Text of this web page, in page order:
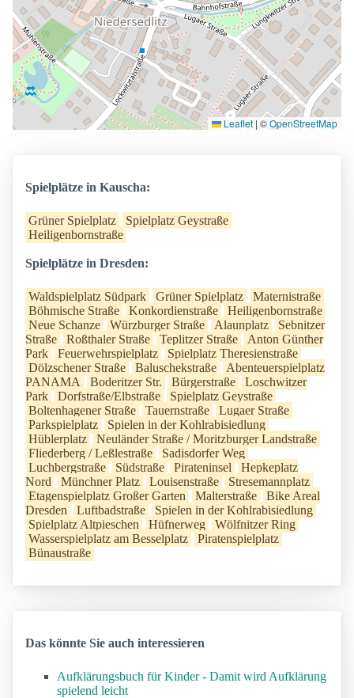
Leaflet | ©OpenStreetMap
Spielplätze in Kauscha:
Grüner Spielplatz
Spielplatz Geystraße
Heiligenbornstraße
Spielplätze in Dresden:
Waldspielplatz Südpark Grüner Spielplatz
Maternistraße
Böhmische Straße
Konkordienstraße
Heiligenbornstraße
Neue Schanze
Würzburger Straße Alaunplatz
Sebnitzer
Straße
Roßthaler Straße Teplitzer Straße
Anton Günther
Park
Feuerwehrspielplatz
Spielplatz Theresienstraße
Dölzschener Straße
Baluschekstraße
Abenteuerspielplatz
PANAMA
Boderitzer Str. Bürgerstraße
Loschwitzer
Park
Dorfstraße/Elbstraße
Spielplatz Geystraße
Boltenhagener Straße
Tauernstraße
Lugaer Straße
Parkspielplatz
Spielen in der Kohlrabisiedlung
Hüblerplatz
Neuländer Straße / Moritzburger Landstraße
Fliederberg / Leßlestraße
Sadisdorfer Weg
Luchbergstraße
Südstraße Pirateninsel
Hepkeplatz
Nord
Münchner Platz Louisenstraße
Stresemannplatz
Etagenspielplatz Großer Garten
Malterstraße
Bike Areal
Dresden
Luftbadstraße
Spielen in der Kohlrabisiedlung
Spielplatz Altpieschen
Hüfnerweg
Wölfnitzer Ring
Wasserspielplatz am Besselplatz
Piratenspielplatz
Bünaustraße
Das könnte Sie auch interessieren
Aufklärungsbuch für Kinder - Damit wird Aufklärung
spielend leicht